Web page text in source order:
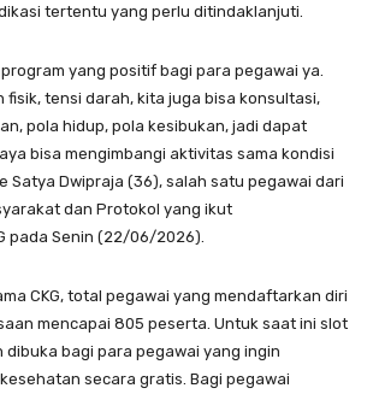
tertentu yang perlu ditindaklanjuti.
yang positif bagi para pegawai ya.
fisik, tensi darah, kita juga bisa konsultasi,
pola hidup, pola kesibukan, jadi dapat
bisa mengimbangi aktivitas sama kondisi
Satya Dwipraja (36), salah satu pegawai dari
dan Protokol yang ikut
pada Senin (22/06/2026).
CKG, total pegawai yang mendaftarkan diri
mencapai 805 peserta. Untuk saat ini slot
dibuka bagi para pegawai yang ingin
secara gratis. Bagi pegawai